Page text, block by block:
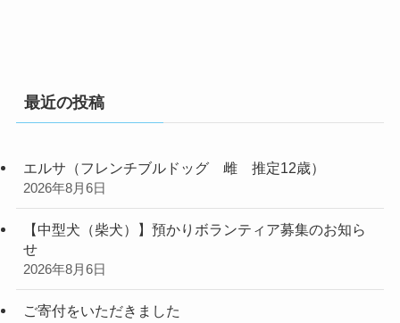
最近の投稿
エルサ（フレンチブルドッグ 雌 推定12歳）
2026年8月6日
【中型犬（柴犬）】預かりボランティア募集のお知ら
せ
2026年8月6日
ご寄付をいただきました